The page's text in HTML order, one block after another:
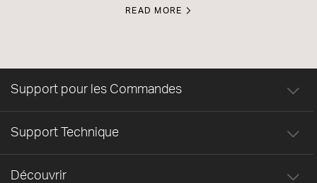
READ MORE
Support pour les Commandes
Support Technique
Découvrir